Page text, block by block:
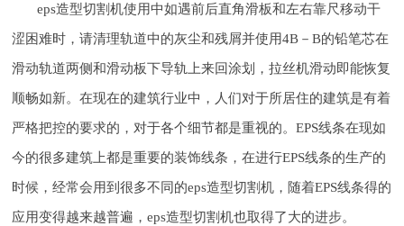
eps造型切割机使用中如遇前后直角滑板和左右靠尺移动干
涩困难时，请清理轨道中的灰尘和残屑并使用4B－B的铅笔芯在
滑动轨道两侧和滑动板下导轨上来回涂划，拉丝机滑动即能恢复
顺畅如新。在现在的建筑行业中，人们对于所居住的建筑是有着
严格把控的要求的，对于各个细节都是重视的。EPS线条在现如
今的很多建筑上都是重要的装饰线条，在进行EPS线条的生产的
时候，经常会用到很多不同的eps造型切割机，随着EPS线条得的
应用变得越来越普遍，eps造型切割机也取得了大的进步。